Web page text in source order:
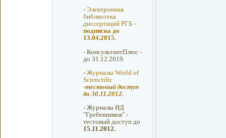
- Электронная
библиотека
диссертаций РГБ -
подписка до
13.04.2015.
- КонсультантПлюс -
до 31.12.2019.
- Журналы World of
Scienctific
-тестовый доступ
до 30.11.2012.
- Журналы ИД
"Гребенников" -
тестовый доступ до
15.11.2012.